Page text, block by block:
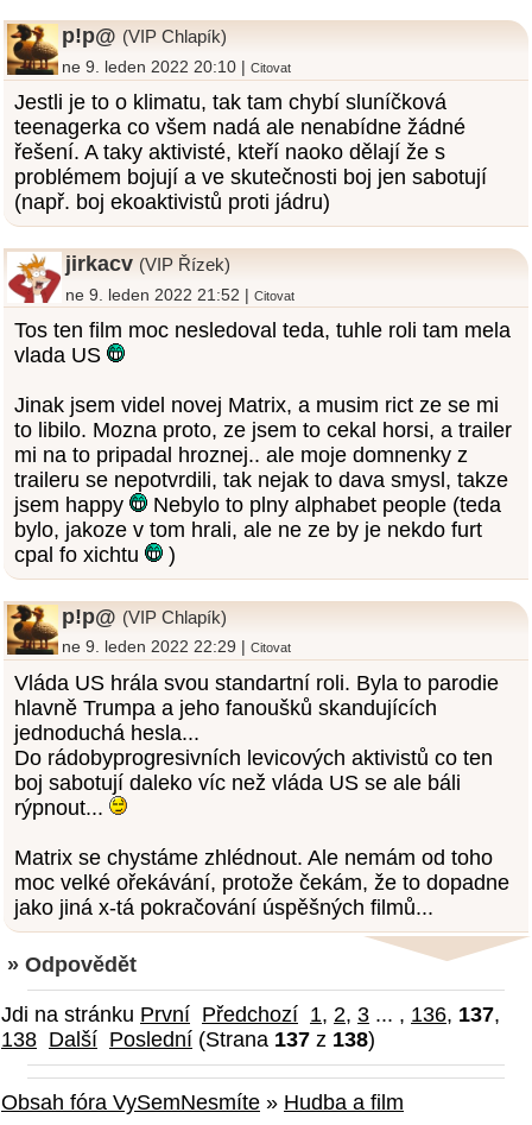
p!p@ (VIP Chlapík)
ne 9. leden 2022 20:10 |Citovat
Jestli je to o klimatu, tak tam chybí sluníčková
teenagerka co všem nadá ale nenabídne žádné
řešení. A taky aktivisté, kteří naoko dělají že s
problémem bojují a ve skutečnosti boj jen sabotují
(např. boj ekoaktivistů proti jádru)
jirkacv (VIP Řízek)
ne 9. leden 2022 21:52 |Citovat
Tos ten film moc nesledoval teda, tuhle roli tam mela
vlada US
Jinak jsem videl novej Matrix, a musim rict ze se mi
to libilo. Mozna proto, ze jsem to cekal horsi, a trailer
mi na to pripadal hroznej.. ale moje domnenky z
traileru se nepotvrdili, tak nejak to dava smysl, takze
jsem happy
Nebylo to plny alphabet people (teda
bylo, jakoze v tom hrali, ale ne ze by je nekdo furt
cpal fo xichtu
)
p!p@ (VIP Chlapík)
ne 9. leden 2022 22:29 |Citovat
Vláda US hrála svou standartní roli. Byla to parodie
hlavně Trumpa a jeho fanoušků skandujících
jednoduchá hesla...
Do rádobyprogresivních levicových aktivistů co ten
boj sabotují daleko víc než vláda US se ale báli
rýpnout...
Matrix se chystáme zhlédnout. Ale nemám od toho
moc velké ořekávání, protože čekám, že to dopadne
jako jiná x-tá pokračování úspěšných filmů...
» Odpovědět
Jdi na stránku První Předchozí 1, 2, 3 ... , 136, 137,
138 Další Poslední (Strana 137 z 138)
Obsah fóra VySemNesmíte » Hudba a film